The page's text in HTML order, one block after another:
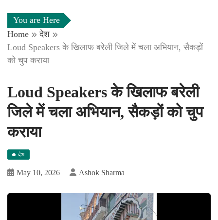
You are Here
Home
देश
Loud Speakers के खिलाफ बरेली जिले में चला अभियान, सैकड़ों
को चुप कराया
Loud Speakers के खिलाफ बरेली
जिले में चला अभियान, सैकड़ों को चुप
कराया
देश
May 10, 2026 Ashok Sharma